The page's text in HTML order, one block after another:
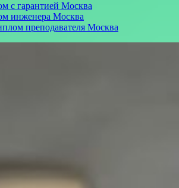
с гарантией Москва
инженера Москва
преподавателя Москва